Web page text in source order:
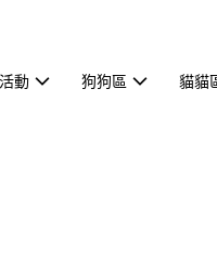
動 狗狗區 貓貓